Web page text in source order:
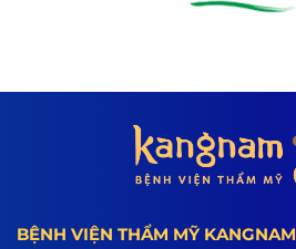
BỆNH VIỆN THẨM MỸ KANGNAM